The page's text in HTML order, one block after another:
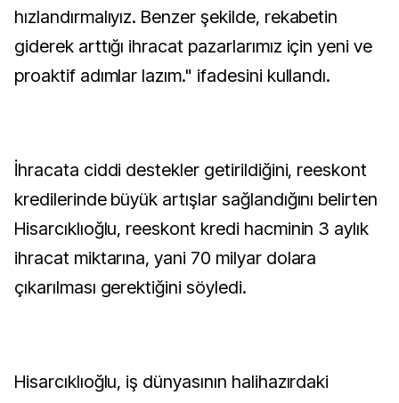
hızlandırmalıyız. Benzer şekilde, rekabetin
giderek arttığı ihracat pazarlarımız için yeni ve
proaktif adımlar lazım." ifadesini kullandı.
İhracata ciddi destekler getirildiğini, reeskont
kredilerinde büyük artışlar sağlandığını belirten
Hisarcıklıoğlu, reeskont kredi hacminin 3 aylık
ihracat miktarına, yani 70 milyar dolara
çıkarılması gerektiğini söyledi.
Hisarcıklıoğlu, iş dünyasının halihazırdaki